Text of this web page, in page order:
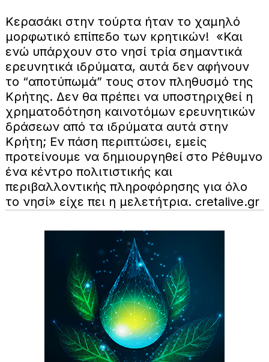
Κερασάκι στην τούρτα ήταν το χαμηλό
μορφωτικό επίπεδο των κρητικών! «Και
ενώ υπάρχουν στο νησί τρία σημαντικά
ερευνητικά ιδρύματα, αυτά δεν αφήνουν
το “αποτύπωμά” τους στον πληθυσμό της
Κρήτης. Δεν θα πρέπει να υποστηριχθεί η
χρηματοδότηση καινοτόμων ερευνητικών
δράσεων από τα ιδρύματα αυτά στην
Κρήτη; Εν πάση περιπτώσει, εμείς
προτείνουμε να δημιουργηθεί στο Ρέθυμνο
ένα κέντρο πολιτιστικής και
περιβαλλοντικής πληροφόρησης για όλο
το νησί» είχε πει η μελετήτρια. cretalive.gr